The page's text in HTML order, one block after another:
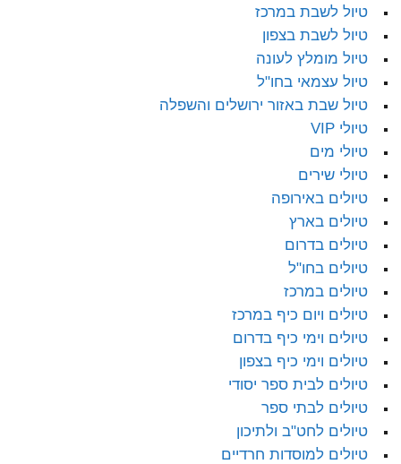
טיול לשבת במרכז
טיול לשבת בצפון
טיול מומלץ לעונה
טיול עצמאי בחו"ל
טיול שבת באזור ירושלים והשפלה
טיולי VIP
טיולי מים
טיולי שירים
טיולים באירופה
טיולים בארץ
טיולים בדרום
טיולים בחו"ל
טיולים במרכז
טיולים ויום כיף במרכז
טיולים וימי כיף בדרום
טיולים וימי כיף בצפון
טיולים לבית ספר יסודי
טיולים לבתי ספר
טיולים לחט"ב ולתיכון
טיולים למוסדות חרדיים